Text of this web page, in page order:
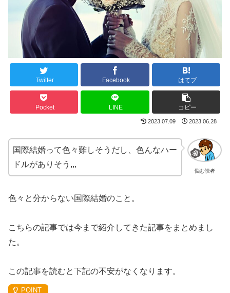
Twitter Facebook はてブ
Pocket LINE コピー
2023.07.09 2023.06.28
悩む読者
国際結婚って色々難しそうだし、色んなハー
ドルがありそう,,,
色々と分からない国際結婚のこと。
こちらの記事では今まで紹介してきた記事をまとめまし
た。
この記事を読むと下記の不安がなくなります。